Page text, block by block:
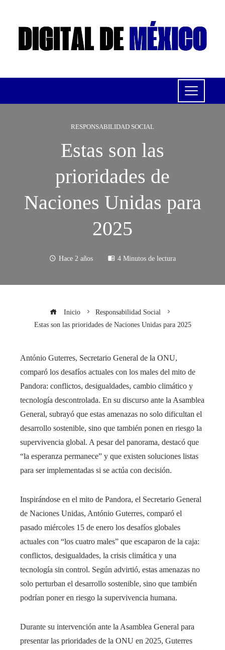
RESPONSABILIDAD SOCIAL
Estas son las
prioridades de
Naciones Unidas para
2025
Hace 2 años 4 Minutos de lectura
Inicio
Responsabilidad Social
Estas son las prioridades de Naciones Unidas para 2025
António Guterres, Secretario General de la ONU,
comparó los desafíos actuales con los males del mito de
Pandora: conflictos, desigualdades, cambio climático y
tecnología descontrolada. En su discurso ante la Asamblea
General, subrayó que estas amenazas no solo dificultan el
desarrollo sostenible, sino que también ponen en riesgo la
supervivencia global. A pesar del panorama, destacó que
“la esperanza permanece” y que existen soluciones listas
para ser implementadas si se actúa con decisión.
Inspirándose en el mito de Pandora, el Secretario General
de Naciones Unidas, António Guterres, comparó el
pasado miércoles 15 de enero los desafíos globales
actuales con “los cuatro males” que escaparon de la caja:
conflictos, desigualdades, la crisis climática y una
tecnología sin control. Según advirtió, estas amenazas no
solo perturban el desarrollo sostenible, sino que también
podrían poner en riesgo la supervivencia humana.
Durante su intervención ante la Asamblea General para
presentar las prioridades de la ONU en 2025, Guterres